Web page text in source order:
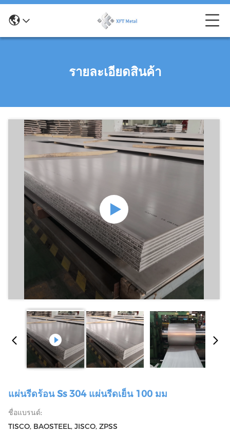
รายละเอียดสินค้า
แผ่นรีดร้อน Ss 304 แผ่นรีดเย็น 100 มม
ชื่อแบรนด์:
TISCO, BAOSTEEL, JISCO, ZPSS